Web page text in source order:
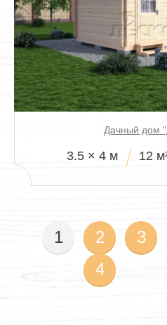
Дачный дом
3.5 × 4 м 12
1 2
3
4